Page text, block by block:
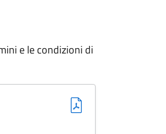
e le condizioni di